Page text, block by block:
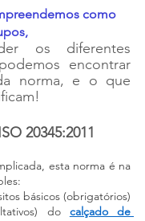
como
os diferentes
encontrar
norma, e o que
20345:2011
esta norma é na
básicos (obrigatórios)
do calçado de